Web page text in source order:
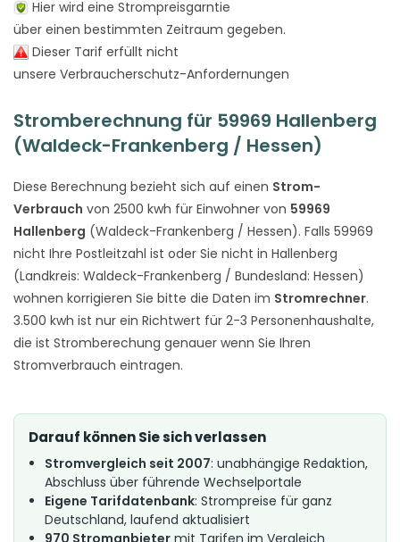
Hier wird eine Strompreisgarntie
über einen bestimmten Zeitraum gegeben.
Dieser Tarif erfüllt nicht
unsere Verbraucherschutz-Anfordernungen
Stromberechnung für 59969 Hallenberg
(Waldeck-Frankenberg / Hessen)
Diese Berechnung bezieht sich auf einen Strom-
Verbrauch von 2500 kwh für Einwohner von 59969
Hallenberg (Waldeck-Frankenberg / Hessen). Falls 59969
nicht Ihre Postleitzahl ist oder Sie nicht in Hallenberg
(Landkreis: Waldeck-Frankenberg / Bundesland: Hessen)
wohnen korrigieren Sie bitte die Daten im Stromrechner.
3.500 kwh ist nur ein Richtwert für 2-3 Personenhaushalte,
die ist Stromberechung genauer wenn Sie Ihren
Stromverbrauch eintragen.
Darauf können Sie sich verlassen
Stromvergleich seit 2007: unabhängige Redaktion,
Abschluss über führende Wechselportale
Eigene Tarifdatenbank: Strompreise für ganz
Deutschland, laufend aktualisiert
970 Stromanbieter mit Tarifen im Vergleich